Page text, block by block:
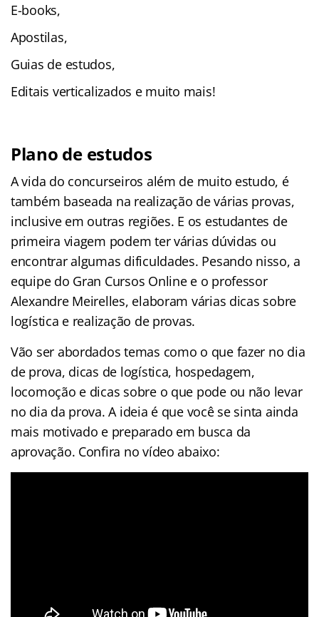
E-books,
Apostilas,
Guias de estudos,
Editais verticalizados e muito mais!
Plano de estudos
A vida do concurseiros além de muito estudo, é
também baseada na realização de várias provas,
inclusive em outras regiões. E os estudantes de
primeira viagem podem ter várias dúvidas ou
encontrar algumas dificuldades. Pesando nisso, a
equipe do Gran Cursos Online e o professor
Alexandre Meirelles, elaboram várias dicas sobre
logística e realização de provas.
Vão ser abordados temas como o que fazer no dia
de prova, dicas de logística, hospedagem,
locomoção e dicas sobre o que pode ou não levar
no dia da prova. A ideia é que você se sinta ainda
mais motivado e preparado em busca da
aprovação. Confira no vídeo abaixo: